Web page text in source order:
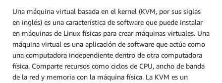
Una máquina virtual basada en el kernel (KVM, por sus siglas
en inglés) es una característica de software que puede instalar
en máquinas de Linux físicas para crear máquinas virtuales. Una
máquina virtual es una aplicación de software que actúa como
una computadora independiente dentro de otra computadora
física. Comparte recursos como ciclos de CPU, ancho de banda
de la red y memoria con la máquina física. La KVM es un